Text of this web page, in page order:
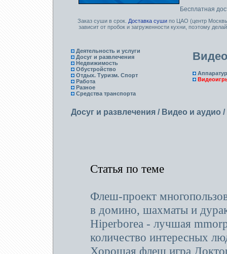
Бесплатная
Заказ суши в срок. Доставка сушипо ЦАО (центр
зависит от пробок и загруженности кухни, поэтому
Деятельность и услуги
Досуг и развлечения
Недвижимость
Обустройство
Отдых. Туризм. Спорт
Работа
Разное
Средства транспорта
Досуг и развлечения / Видео и аудио /
Статья по теме
Флеш-проект
в домино, шахматы и
Hiperborea - лучшая
количество интересных
Хорошая флеш игра